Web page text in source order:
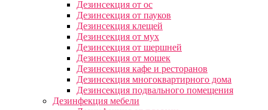
Дезинсекция от ос
Дезинсекция от пауков
Дезинсекция клещей
Дезинсекция от мух
Дезинсекция от шершней
Дезинсекция от мошек
Дезинсекция кафе и ресторанов
Дезинсекция многоквартирного дома
Дезинсекция подвального помещения
Дезинфекция мебели